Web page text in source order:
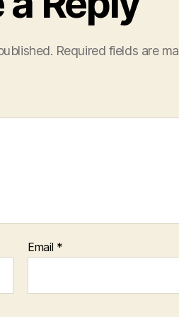
Required fields are
Email *